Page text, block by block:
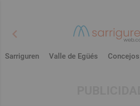
chevron_left
Sarriguren Valle de Egüés Concejos